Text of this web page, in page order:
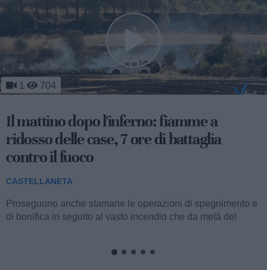
767
Il gran giorno della Far'nèdd: tutto sulla
sagra più lunga d'Italia
CASTELLANETA
Andrà in scena questa sera, a partire dalle 20 nel centro
storico di Castellaneta, la 21esima edizione della Sagra da
Far'nèdd'...